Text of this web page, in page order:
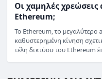
Οι χαμηλές
Ethereum;
Το Ethereum, το μεγαλύτερο
καθυστερημένη κίνηση
τέλη δικτύου του Ethereum